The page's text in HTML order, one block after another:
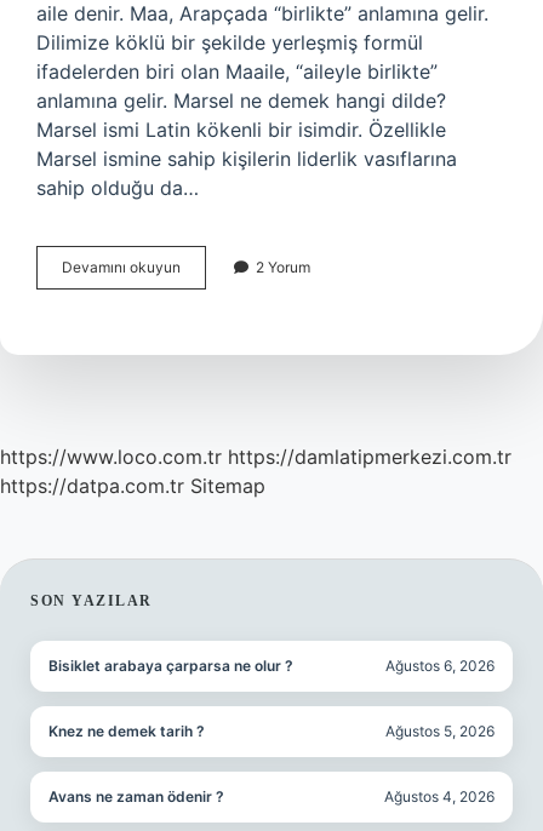
aile denir. Maa, Arapçada “birlikte” anlamına gelir.
Dilimize köklü bir şekilde yerleşmiş formül
ifadelerden biri olan Maaile, “aileyle birlikte”
anlamına gelir. Marsel ne demek hangi dilde?
Marsel ismi Latin kökenli bir isimdir. Özellikle
Marsel ismine sahip kişilerin liderlik vasıflarına
sahip olduğu da…
Devamını okuyun
Ne
Dil
2 Yorum
https://www.loco.com.tr https://damlatipmerkezi.com.tr
https://datpa.com.tr Sitemap
SIDEBAR
SON YAZILAR
Bisiklet arabaya çarparsa ne olur ? Ağustos 6, 2026
Knez ne demek tarih ? Ağustos 5, 2026
Avans ne zaman ödenir ? Ağustos 4, 2026